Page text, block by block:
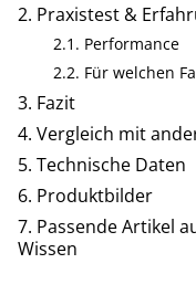
Praxistest &
Performance
Für welchen
Fazit
Vergleich mit
Technische Daten
Produktbilder
Passende Artikel
Wissen